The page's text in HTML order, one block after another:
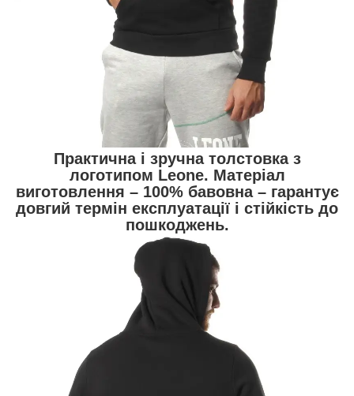
Практична і зручна толстовка з
логотипом Leone. Матеріал
виготовлення – 100% бавовна – гарантує
довгий термін експлуатації і стійкість до
пошкоджень.